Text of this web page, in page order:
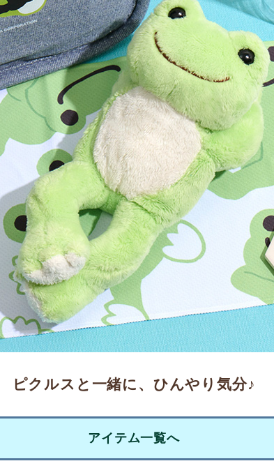
ピクルスと一緒に、ひんやり気分♪
アイテム一覧へ